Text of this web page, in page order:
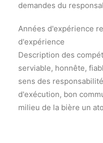
demandes du
Années d'expérience
d'expérience
Description des
serviable, honnête,
sens des
d'exécution, bon
milieu de la bière un